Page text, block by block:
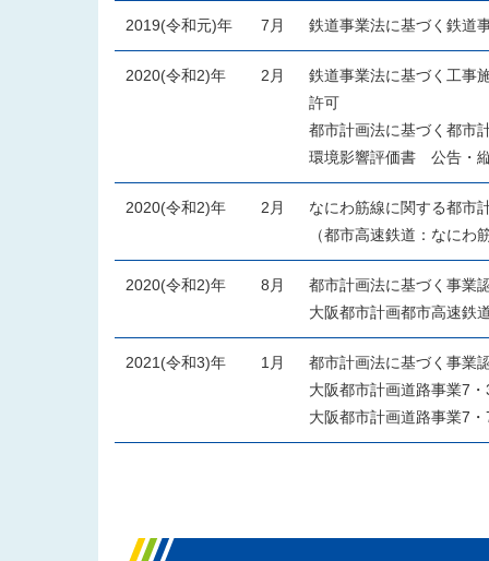
2019(令和元)年 7月 鉄道事業法に基づく鉄道
2020(令和2)年 2月
鉄道事業法に基づく工事
許可
都市計画法に基づく都市
環境影響評価書 公告・
2020(令和2)年 2月
なにわ筋線に関する都市
（都市高速鉄道：なに
2020(令和2)年 8月
都市計画法に基づく事業
大阪都市計画都市高速鉄
2021(令和3)年 1月
都市計画法に基づく事業
大阪都市計画道路事業7
大阪都市計画道路事業7